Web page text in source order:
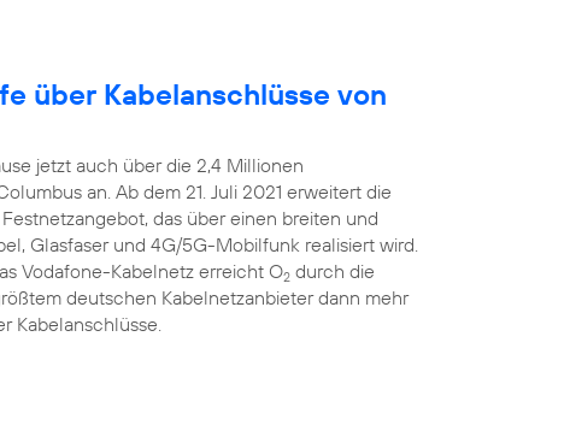
über Kabelanschlüsse von
jetzt auch über die 2,4 Millionen
an. Ab dem 21. Juli 2021 erweitert die
das über einen breiten und
Glasfaser und 4G/5G-Mobilfunk realisiert wird.
Vodafone-Kabelnetz erreicht O2 durch die
deutschen Kabelnetzanbieter dann mehr
Kabelanschlüsse.